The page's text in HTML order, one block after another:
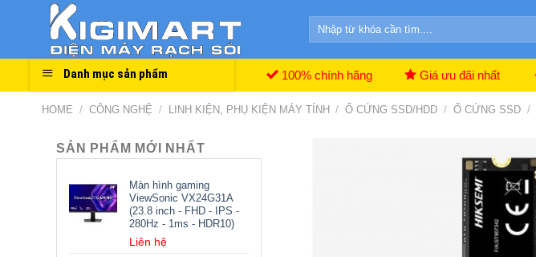
Search
Danh mục sản phẩm 100% chính hãng Giá ưu đãi nhất
HOME / CÔNG NGHỆ / LINH KIỆN, PHỤ KIỆN MÁY TÍNH / Ổ CỨNG SSD/HDD / Ổ CỨNG SSD /
SẢN PHẨM MỚI NHẤT
Màn hình gaming
ViewSonic VX24G31A
(23.8 inch - FHD - IPS -
280Hz - 1ms - HDR10)
Liên hệ